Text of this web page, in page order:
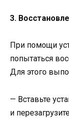
3.
При помощи
попытаться
Для этого
— Вставьте
и